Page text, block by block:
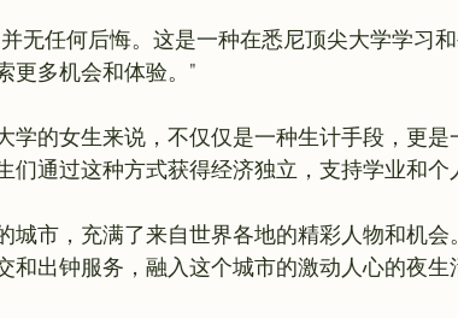
无任何后悔。这是一种在悉尼顶尖大学学习和
更多机会和体验。”
学的女生来说，不仅仅是一种生计手段，更是
通过这种方式获得经济独立，支持学业和个
城市，充满了来自世界各地的精彩人物和机会
和出钟服务，融入这个城市的激动人心的夜生